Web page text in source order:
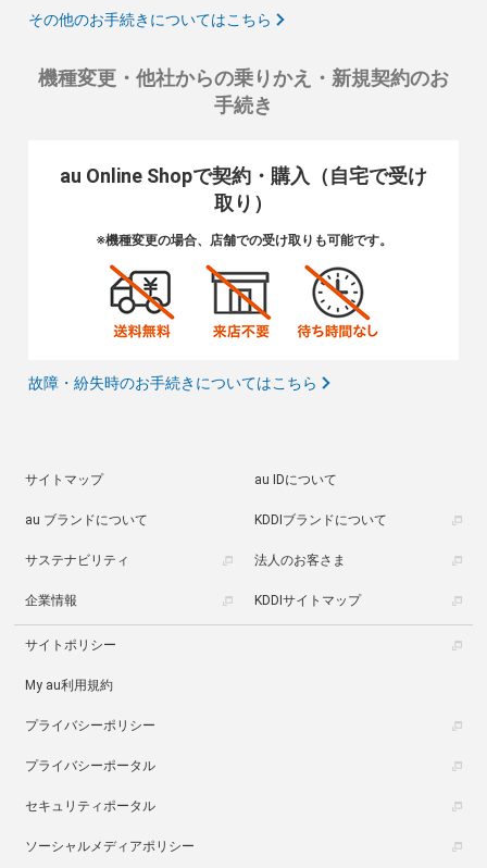
その他のお手続きについてはこちら
機種変更・他社からの乗りかえ・新規契約のお
手続き
au Online Shopで契約・購入（自宅で受け
取り）
※機種変更の場合、店舗での受け取りも可能です。
故障・紛失時のお手続きについてはこちら
サイトマップ au IDについて
au ブランドについて KDDIブランドについて
サステナビリティ 法人のお客さま
企業情報 KDDIサイトマップ
サイトポリシー
My au利用規約
プライバシーポリシー
プライバシーポータル
セキュリティポータル
ソーシャルメディアポリシー